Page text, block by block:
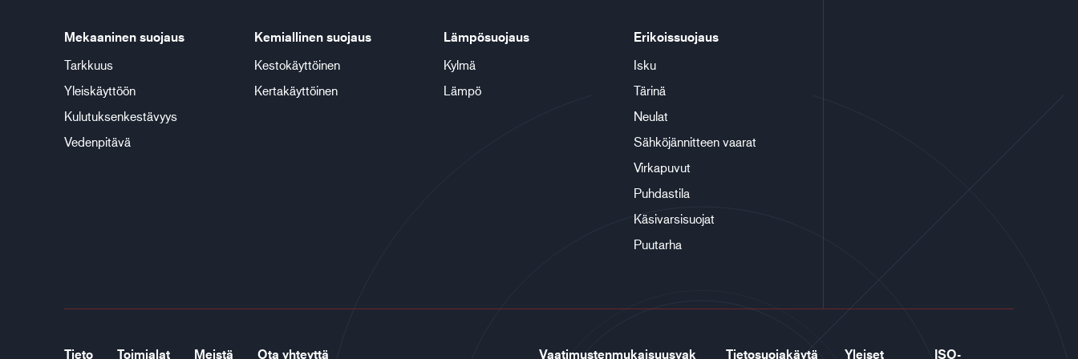
Mekaaninen suojaus
Tarkkuus
Yleiskäyttöön
Kulutuksenkestävyys
Vedenpitävä
Kemiallinen suojaus
Kestokäyttöinen
Kertakäyttöinen
Lämpösuojaus
Kylmä
Lämpö
Erikoissuojaus
Isku
Tärinä
Neulat
Sähköjännitteen vaarat
Virkapuvut
Puhdastila
Käsivarsisuojat
Puutarha
Tieto Toimialat Meistä Ota yhteyttä Vaatimustenmukaisuusvak Tietosuojakäytä Yleiset ISO-